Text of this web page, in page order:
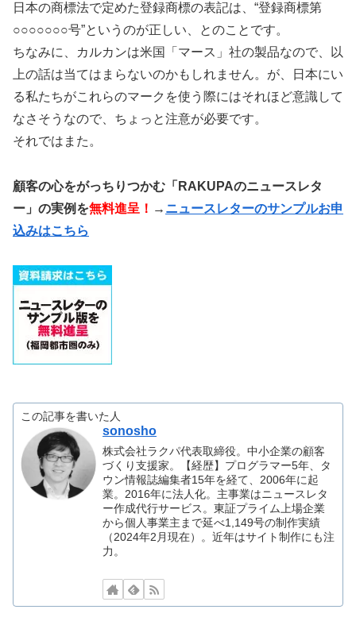
日本の商標法で定めた登録商標の表記は、“登録商標第
○○○○○○○号”というのが正しい、とのことです。
ちなみに、カルカンは米国「マース」社の製品なので、以
上の話は当てはまらないのかもしれません。が、日本にい
る私たちがこれらのマークを使う際にはそれほど意識して
なさそうなので、ちょっと注意が必要です。
それではまた。
顧客の心をがっちりつかむ「RAKUPAのニュースレタ
ー」の実例を無料進呈！ → ニュースレターのサンプルお申
込みはこちら
この記事を書いた人
sonosho
株式会社ラクパ代表取締役。中小企業の顧客
づくり支援家。【経歴】プログラマー5年、タ
ウン情報誌編集者15年を経て、2006年に起
業。2016年に法人化。主事業はニュースレタ
ー作成代行サービス。東証プライム上場企業
から個人事業主まで延べ1,149号の制作実績
（2024年2月現在）。近年はサイト制作にも注
力。